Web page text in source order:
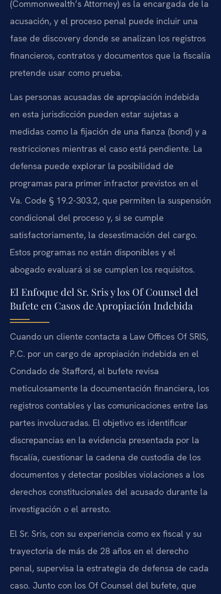
(Commonwealth’s Attorney) es la encargada de la
acusación, y el proceso penal puede incluir una
fase de discovery donde se analizan los registros
financieros, contratos y documentos que la fiscalía
pretende usar como prueba.
Las personas acusadas de apropiación indebida
en esta jurisdicción pueden estar sujetas a
medidas como la fijación de una fianza (bond) y a
restricciones mientras el caso está pendiente. La
defensa puede explorar la posibilidad de
programas para primer infractor previstos en el
Va. Code § 19.2-303.2, que permiten la suspensión
condicional del proceso y, si se cumple
satisfactoriamente, la desestimación del cargo.
Estos programas no están disponibles y el
abogado evaluará si se cumplen los requisitos.
El Enfoque del Sr. Sris y los Of Counsel del
Bufete en Casos de Apropiación Indebida
Cuando un cliente contacta a Law Offices Of SRIS,
P.C. por un cargo de apropiación indebida en el
Condado de Stafford, el bufete revisa
meticulosamente la documentación financiera, los
registros contables y las comunicaciones entre las
partes involucradas. El objetivo es identificar
discrepancias en la evidencia presentada por la
fiscalía, cuestionar la cadena de custodia de los
documentos y detectar posibles violaciones a los
derechos constitucionales del acusado durante la
investigación o el arresto.
El Sr. Sris, con su experiencia como ex fiscal y su
trayectoria de más de 28 años en el derecho
penal, supervisa la estrategia de defensa de cada
caso. Junto con los Of Counsel del bufete, que